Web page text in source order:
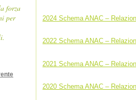
2024 Schema ANAC –
2022 Schema ANAC –
2021 Schema ANAC –
2020 Schema ANAC –
forza
per